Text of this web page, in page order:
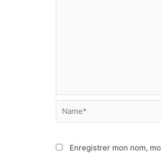
Name*
Enregistrer mon nom,